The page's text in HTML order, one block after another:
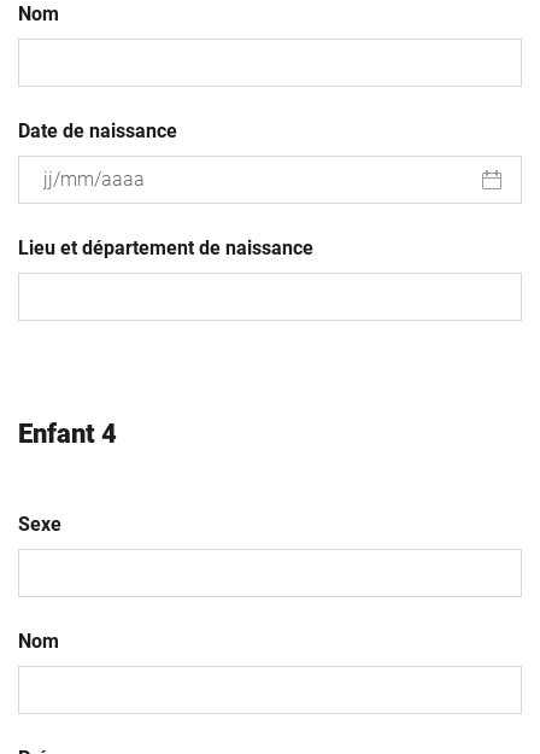
Nom
Date de naissance
slash
MM
Lieu et département de naissance
Enfant 4
Sexe
Nom